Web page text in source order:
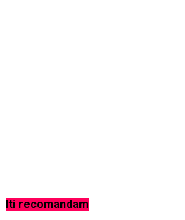
Iti recomandam